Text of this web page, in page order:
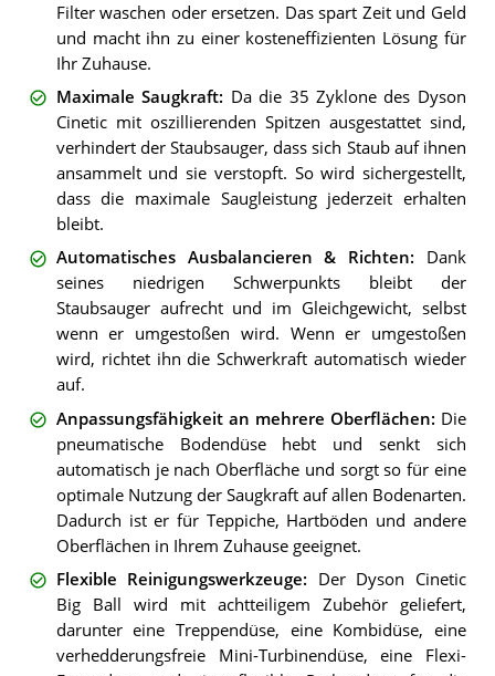
Filter waschen oder ersetzen. Das spart Zeit und Geld
und macht ihn zu einer kosteneffizienten Lösung für
Ihr Zuhause.
Maximale Saugkraft: Da die 35 Zyklone des Dyson
Cinetic mit oszillierenden Spitzen ausgestattet sind,
verhindert der Staubsauger, dass sich Staub auf ihnen
ansammelt und sie verstopft. So wird sichergestellt,
dass die maximale Saugleistung jederzeit erhalten
bleibt.
Automatisches Ausbalancieren & Richten: Dank
seines niedrigen Schwerpunkts bleibt der
Staubsauger aufrecht und im Gleichgewicht, selbst
wenn er umgestoßen wird. Wenn er umgestoßen
wird, richtet ihn die Schwerkraft automatisch wieder
auf.
Anpassungsfähigkeit an mehrere Oberflächen: Die
pneumatische Bodendüse hebt und senkt sich
automatisch je nach Oberfläche und sorgt so für eine
optimale Nutzung der Saugkraft auf allen Bodenarten.
Dadurch ist er für Teppiche, Hartböden und andere
Oberflächen in Ihrem Zuhause geeignet.
Flexible Reinigungswerkzeuge: Der Dyson Cinetic
Big Ball wird mit achtteiligem Zubehör geliefert,
darunter eine Treppendüse, eine Kombidüse, eine
verhedderungsfreie Mini-Turbinendüse, eine Flexi-